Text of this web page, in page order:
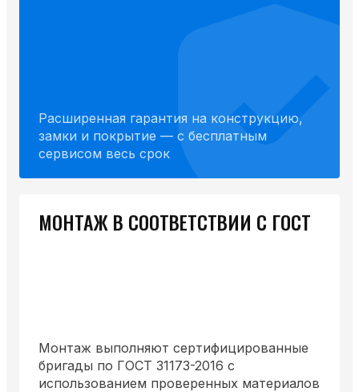
Расширенная гарантия на конструкцию,
замки и покрытие — с бесплатным
сервисом весь срок
МОНТАЖ В СООТВЕТСТВИИ С ГОСТ
Монтаж выполняют сертифицированные
бригады по ГОСТ 31173-2016 с
использованием проверенных материалов